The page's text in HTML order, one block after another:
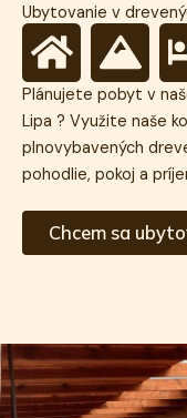
Ubytovanie v
H
o
m
e
M
o
u
n
t
a
n
Plánujete pobyt v
Lipa ? Využite naše
plnovybavených
pohodlie, pokoj a
Chcem sa